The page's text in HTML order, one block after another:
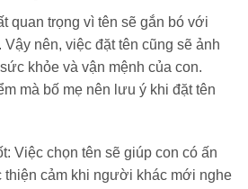
quan trọng vì tên sẽ gắn bó với
nên, việc đặt tên cũng sẽ ảnh
khỏe và vận mệnh của con.
mà bố mẹ nên lưu ý khi đặt tên
Việc chọn tên sẽ giúp con có ấn
cảm khi người khác mới nghe